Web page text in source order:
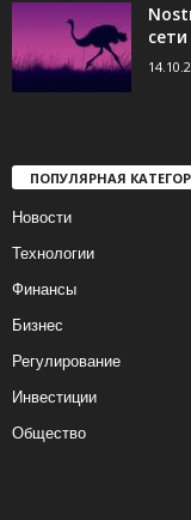
ПОПУЛЯРНАЯ
Новости
Технологии
Финансы
Бизнес
Регулирование
Инвестиции
Общество